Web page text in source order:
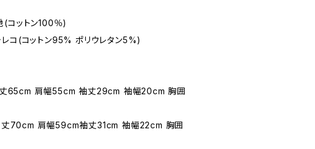
(コットン100％)
レコ(コットン95% ポリウレタン5%)
65cm 肩幅55cm 袖丈29cm 袖幅20cm 胸囲
70cm 肩幅59cm袖丈31cm 袖幅22cm 胸囲